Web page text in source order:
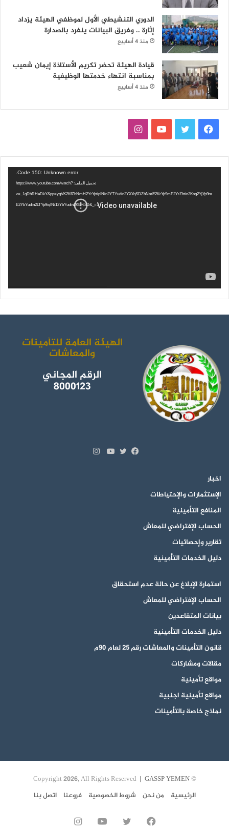
الدوري التنشيطي الأول لموظفي الهيئة يزداد
إثارة .. وفريق البيانات ينفرد بالصدارة
منذ 4 أسابيع
قيادة الهيئة تحضر تكريم الأستاذة إيمان شعيب
بمناسبة انتهاء خدمتها الوظيفية
منذ 4 أسابيع
س
ب
ي
ت
ت
ي
و
س
ت
ق
Code 150: Unknown error.
تحميل الملف: https://www.youtube.com/watch?
v=_1gDhRHaDkY&pp=ygVK2KfZhNmH2YrYptipINin2YTYudin2YXYqSDZhNmE2KrYp9mF2YrZhtin2Kog2YjYp9m
E2YbYudin2LTYp9iqINi12YbYudin2KE%3D&_=1
الهيئة العامة للتأمينات
والمعاشات
الرقم المجاني
8000123
اخبار
الإستثمارات والإحتياطات
المنافع التأمينية
الحساب الإفتراضي للمعاش
تقارير وإحصائيات
دليل الخدمات التأمينية
استمارة الإبلاغ عن حالة عدم استحقاق
الحساب الإفتراضي للمعاش
بيانات المتقاعدين
دليل الخدمات التأمينية
قانون التأمينات والمعاشات رقم 25 لعام 90م
مقالات ومشاركات
مواقع تأمينية
مواقع تأمينية اجنبية
نماذج خاصة بالتأمينات
© Copyright 2026, All Rights Reserved |
GASSP YEMEN
الرئيسية
من نحن شروط الخصوصية فروعنا اتصل بنا
فيسبوك تويتر يوتيوب